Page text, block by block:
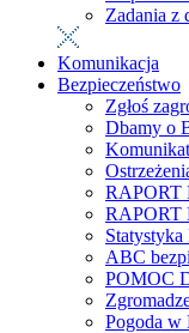
Zadania z
Komunikacja
Bezpieczeństwo
Zgłoś
Dbamy o
RAPORT
RAPORT
ABC
POMOC
Pogoda w